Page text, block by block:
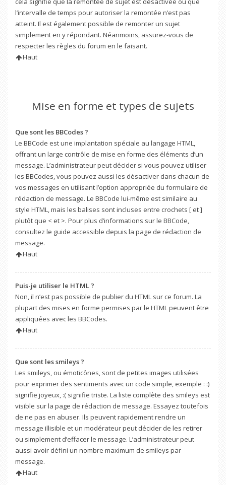
l’intervalle de temps pour autoriser la remontée n’est pas
atteint. Il est également possible de remonter un sujet
simplement en y répondant. Néanmoins, assurez-vous de
respecter les règles du forum en le faisant.
Haut
Mise en forme et types de sujets
Que sont les BBCodes ?
Le BBCode est une implantation spéciale au langage HTML,
offrant un large contrôle de mise en forme des éléments d’un
message. L’administrateur peut décider si vous pouvez utiliser
les BBCodes, vous pouvez aussi les désactiver dans chacun de
vos messages en utilisant l’option appropriée du formulaire de
rédaction de message. Le BBCode lui-même est similaire au
style HTML, mais les balises sont incluses entre crochets [ et ]
plutôt que < et >. Pour plus d’informations sur le BBCode,
consultez le guide accessible depuis la page de rédaction de
message.
Haut
Puis-je utiliser le HTML ?
Non, il n’est pas possible de publier du HTML sur ce forum. La
plupart des mises en forme permises par le HTML peuvent être
appliquées avec les BBCodes.
Haut
Que sont les smileys ?
Les smileys, ou émoticônes, sont de petites images utilisées
pour exprimer des sentiments avec un code simple, exemple : :)
signifie joyeux, :( signifie triste. La liste complète des smileys est
visible sur la page de rédaction de message. Essayez toutefois
de ne pas en abuser. Ils peuvent rapidement rendre un
message illisible et un modérateur peut décider de les retirer
ou simplement d’effacer le message. L’administrateur peut
aussi avoir défini un nombre maximum de smileys par
message.
Haut